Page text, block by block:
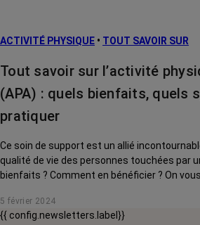
ACTIVITÉ PHYSIQUE • TOUT SAVOIR SUR
Tout savoir sur l’activité
(APA) : quels bienfaits, quels
pratiquer
Ce soin de support est un allié
qualité de vie des personnes touchées par
bienfaits ? Comment en bénéficier ? On
5 février 2024
{{ config.newsletters.label}}